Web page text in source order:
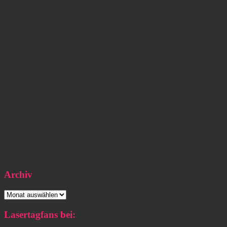
Archiv
Archiv
Lasertagfans bei: